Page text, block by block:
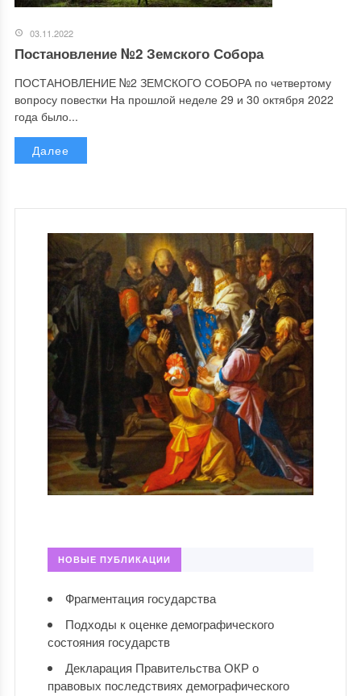
03.11.2022
Постановление №2 Земского Собора
ПОСТАНОВЛЕНИЕ №2 ЗЕМСКОГО СОБОРА по четвертому
вопросу повестки На прошлой неделе 29 и 30 октября 2022
года было...
Далее
НОВЫЕ ПУБЛИКАЦИИ
Фрагментация государства
Подходы к оценке демографического
состояния государств
Декларация Правительства ОКР о
правовых последствиях демографического